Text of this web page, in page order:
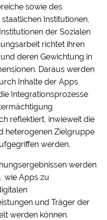
sowie des
Institutionen,
der Sozialen
richtet ihren
deren Gewichtung in
Daraus werden
Inhalte der Apps
Integrationsprozesse
reflektiert, inwieweit die
heterogenen Zielgruppe
werden.
werden
wie Apps zu
und Träger der
werden können.